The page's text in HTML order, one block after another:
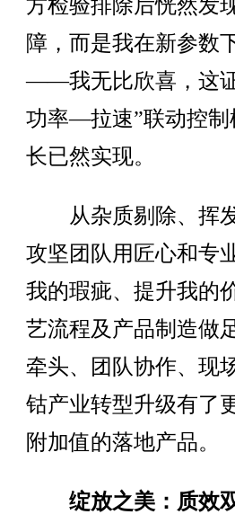
方检验排除后恍然发
障，而是我在新参数
——我无比欣喜，这
功率—拉速”联动控制
长已然实现。
从杂质剔除、挥发
攻坚团队用匠心和专
我的瑕疵、提升我的
艺流程及产品制造做
牵头、团队协作、现
钴产业转型升级有了
附加值的落地产品。
绽放之美：质效